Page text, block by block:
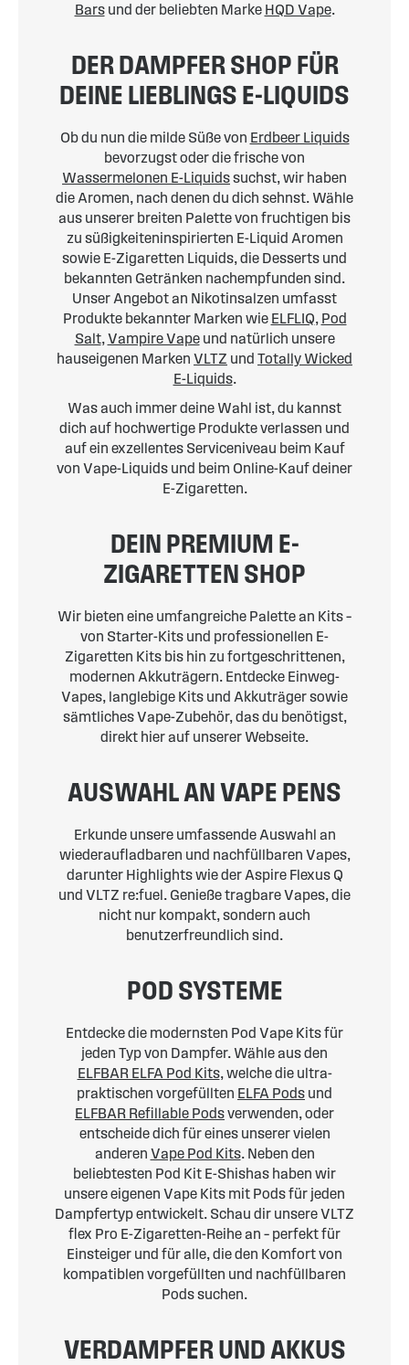
Barsund der beliebten Marke HQD Vape.
DER DAMPFER SHOP FÜR
DEINE LIEBLINGS E-LIQUIDS
Ob du nun die milde Süße von Erdbeer Liquids
bevorzugst oder die frische von
Wassermelonen E-Liquidssuchst, wir haben
die Aromen, nach denen du dich sehnst. Wähle
aus unserer breiten Palette von fruchtigen bis
zu süßigkeiteninspirierten E-Liquid Aromen
sowie E-Zigaretten Liquids, die Desserts und
bekannten Getränken nachempfunden sind.
Unser Angebot an Nikotinsalzen umfasst
Produkte bekannter Marken wie ELFLIQ, Pod
Salt,Vampire Vapeund natürlich unsere
hauseigenen Marken VLTZ und Totally Wicked
E-Liquids.
Was auch immer deine Wahl ist, du kannst
dich auf hochwertige Produkte verlassen und
auf ein exzellentes Serviceniveau beim Kauf
von Vape-Liquids und beim Online-Kauf deiner
E-Zigaretten.
DEIN PREMIUM E-
ZIGARETTEN SHOP
Wir bieten eine umfangreiche Palette an Kits –
von Starter-Kits und professionellen E-
Zigaretten Kits bis hin zu fortgeschrittenen,
modernen Akkuträgern. Entdecke Einweg-
Vapes, langlebige Kits und Akkuträger sowie
sämtliches Vape-Zubehör, das du benötigst,
direkt hier auf unserer Webseite.
AUSWAHL AN VAPE PENS
Erkunde unsere umfassende Auswahl an
wiederaufladbaren und nachfüllbaren Vapes,
darunter Highlights wie der Aspire Flexus Q
und VLTZ re:fuel. Genieße tragbare Vapes, die
nicht nur kompakt, sondern auch
benutzerfreundlich sind.
POD SYSTEME
Entdecke die modernsten Pod Vape Kits für
jeden Typ von Dampfer. Wähle aus den
ELFBAR ELFA Pod Kits, welche die ultra-
praktischen vorgefüllten ELFA Pods und
ELFBAR Refillable Podsverwenden, oder
entscheide dich für eines unserer vielen
anderen Vape Pod Kits. Neben den
beliebtesten Pod Kit E-Shishas haben wir
unsere eigenen Vape Kits mit Pods für jeden
Dampfertyp entwickelt. Schau dir unsere VLTZ
flex Pro E-Zigaretten-Reihe an – perfekt für
Einsteiger und für alle, die den Komfort von
kompatiblen vorgefüllten und nachfüllbaren
Pods suchen.
VERDAMPFER UND AKKUS